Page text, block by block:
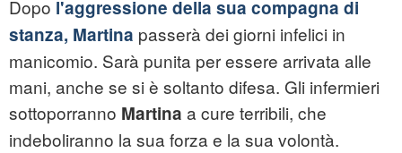
Dopo l'aggressione della sua compagna di
stanza, Martina passerà dei giorni infelici in
manicomio. Sarà punita per essere arrivata alle
mani, anche se si è soltanto difesa. Gli infermieri
sottoporranno Martina a cure terribili, che
indeboliranno la sua forza e la sua volontà.